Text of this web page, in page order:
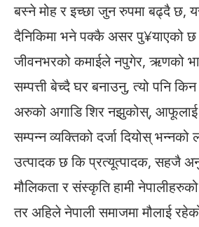
बस्ने मोह र इच्छा जुन रुपमा बढ्दै छ,
दैनिकिमा भने पक्कै असर पु¥याएको
जीवनभरको कमाईले नपुगेर, ऋणको
सम्पत्ती बेच्दै घर बनाउनु, त्यो पनि
अरुको अगाडि शिर नझुकोस्, आफूलाई
सम्पन्न व्यक्तिको दर्जा दियोस्
उत्पादक छ कि प्रत्यूत्पादक, सहजै
मौलिकता र संस्कृति हामी
तर अहिले नेपाली समाजमा मौलाई